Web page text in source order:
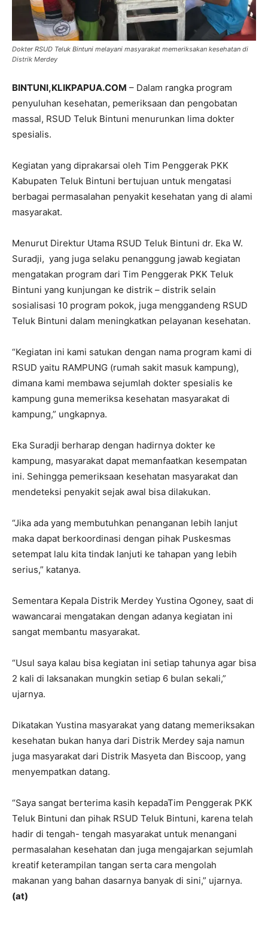
Dokter RSUD Teluk Bintuni melayani masyarakat memeriksakan kesehatan di
Distrik Merdey
BINTUNI,KLIKPAPUA.COM – Dalam rangka program
penyuluhan kesehatan, pemeriksaan dan pengobatan
massal, RSUD Teluk Bintuni menurunkan lima dokter
spesialis.
Kegiatan yang diprakarsai oleh Tim Penggerak PKK
Kabupaten Teluk Bintuni bertujuan untuk mengatasi
berbagai permasalahan penyakit kesehatan yang di alami
masyarakat.
Menurut Direktur Utama RSUD Teluk Bintuni dr. Eka W.
Suradji, yang juga selaku penanggung jawab kegiatan
mengatakan program dari Tim Penggerak PKK Teluk
Bintuni yang kunjungan ke distrik – distrik selain
sosialisasi 10 program pokok, juga menggandeng RSUD
Teluk Bintuni dalam meningkatkan pelayanan kesehatan.
“Kegiatan ini kami satukan dengan nama program kami di
RSUD yaitu RAMPUNG (rumah sakit masuk kampung),
dimana kami membawa sejumlah dokter spesialis ke
kampung guna memeriksa kesehatan masyarakat di
kampung,” ungkapnya.
Eka Suradji berharap dengan hadirnya dokter ke
kampung, masyarakat dapat memanfaatkan kesempatan
ini. Sehingga pemeriksaan kesehatan masyarakat dan
mendeteksi penyakit sejak awal bisa dilakukan.
“Jika ada yang membutuhkan penanganan lebih lanjut
maka dapat berkoordinasi dengan pihak Puskesmas
setempat lalu kita tindak lanjuti ke tahapan yang lebih
serius,” katanya.
Sementara Kepala Distrik Merdey Yustina Ogoney, saat di
wawancarai mengatakan dengan adanya kegiatan ini
sangat membantu masyarakat.
“Usul saya kalau bisa kegiatan ini setiap tahunya agar bisa
2 kali di laksanakan mungkin setiap 6 bulan sekali,”
ujarnya.
Dikatakan Yustina masyarakat yang datang memeriksakan
kesehatan bukan hanya dari Distrik Merdey saja namun
juga masyarakat dari Distrik Masyeta dan Biscoop, yang
menyempatkan datang.
“Saya sangat berterima kasih kepadaTim Penggerak PKK
Teluk Bintuni dan pihak RSUD Teluk Bintuni, karena telah
hadir di tengah- tengah masyarakat untuk menangani
permasalahan kesehatan dan juga mengajarkan sejumlah
kreatif keterampilan tangan serta cara mengolah
makanan yang bahan dasarnya banyak di sini,” ujarnya.
(at)